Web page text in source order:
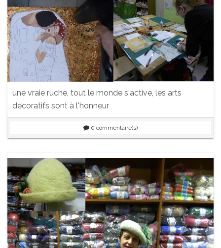
une vraie ruche, tout le monde s'active, les arts
décoratifs sont à l'honneur
0 commentaire(s)